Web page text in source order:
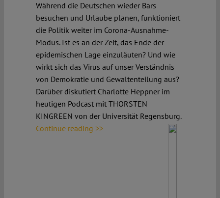
Während die Deutschen wieder Bars
besuchen und Urlaube planen, funktioniert
die Politik weiter im Corona-Ausnahme-
Modus. Ist es an der Zeit, das Ende der
epidemischen Lage einzuläuten? Und wie
wirkt sich das Virus auf unser Verständnis
von Demokratie und Gewaltenteilung aus?
Darüber diskutiert Charlotte Heppner im
heutigen Podcast mit THORSTEN
KINGREEN von der Universität Regensburg.
Continue reading >>